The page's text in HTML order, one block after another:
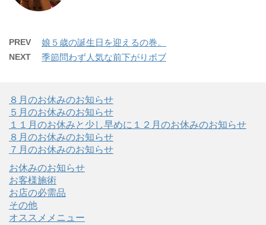
PREV 娘５歳の誕生日を迎えるの巻。
NEXT 季節問わず人気な前下がりボブ
８月のお休みのお知らせ
５月のお休みのお知らせ
１１月のお休みと少し早めに１２月のお休みのお知らせ
８月のお休みのお知らせ
７月のお休みのお知らせ
お休みのお知らせ
お客様施術
お店の必需品
その他
オススメメニュー